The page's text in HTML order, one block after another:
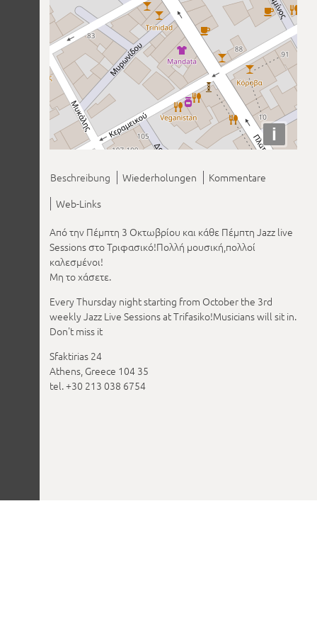
i
Beschreibung Wiederholungen
Kommentare
Web-Links
Από την Πέμπτη 3 Οκτωβρίου και κάθε Πέμπτη Jazz live
Sessions στο Τριφασικό!Πολλή μουσική,πολλοί
καλεσμένοι!
Μη το χάσετε.
Every Thursday night starting from October the 3rd
weekly Jazz Live Sessions at Trifasiko!Musicians will sit in.
Don't miss it
Sfaktirias 24
Athens, Greece 104 35
tel. +30 213 038 6754